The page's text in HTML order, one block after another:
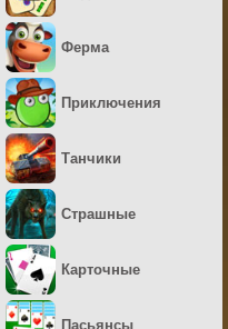
Ферма
Приключения
Танчики
Страшные
Карточные
Пасьянсы